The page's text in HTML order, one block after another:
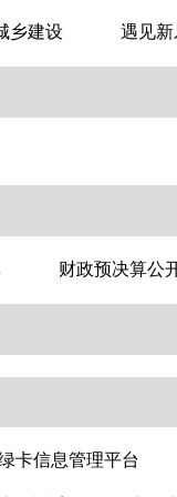
乡建设 遇见新
财政预决算公
卡信息管理平台